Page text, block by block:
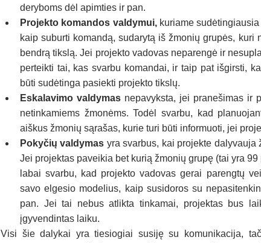
deryboms dėl apimties ir pan.
Projekto komandos valdymui, kuriame sudėtingiausia
kaip suburti komandą, sudarytą iš žmonių grupės,
bendrą tikslą. Jei projekto vadovas neparengė ir
perteikti tai, kas svarbu komandai, ir taip pat išgirsti,
būti sudėtinga pasiekti projekto tikslų.
Eskalavimo valdymas nepavyksta, jei pranešimas ir
netinkamiems žmonėms. Todėl svarbu, kad
aiškus žmonių sąrašas, kurie turi būti informuoti, jei
Pokyčių valdymas yra svarbus, kai projekte dalyvauja
Jei projektas paveikia bet kurią žmonių grupę (tai yra
labai svarbu, kad projekto vadovas gerai parengtų
savo elgesio modelius, kaip susidoros su
pan. Jei tai nebus atlikta tinkamai, projektas bus
įgyvendintas laiku.
Visi šie dalykai yra tiesiogiai susiję su komunikacija,